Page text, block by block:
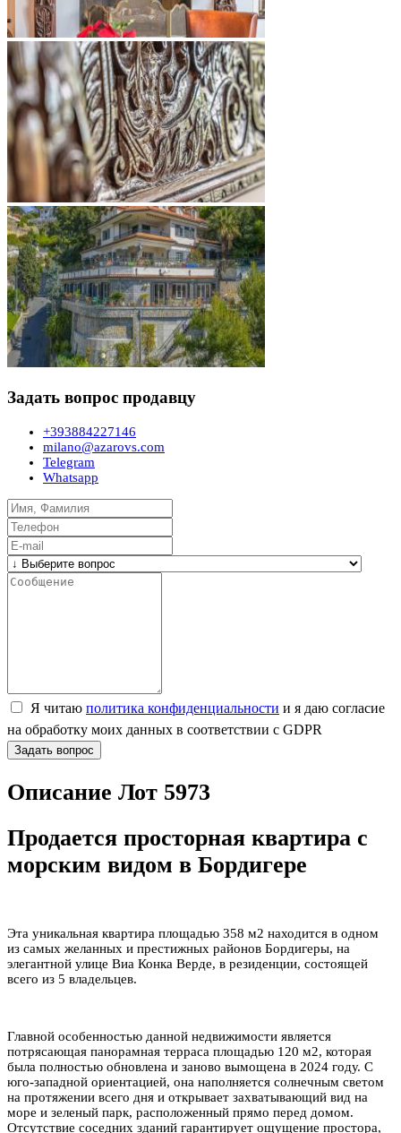
Задать вопрос продавцу
+393884227146
milano@azarovs.com
Telegram
Whatsapp
Я читаю политика конфиденциальности и я даю согласие
на обработку моих данных в соответствии с GDPR
Задать вопрос
Описание Лот 5973
Продается просторная квартира с
морским видом в Бордигере
Эта уникальная квартира площадью 358 м2 находится в одном
из самых желанных и престижных районов Бордигеры, на
элегантной улице Виа Конка Верде, в резиденции, состоящей
всего из 5 владельцев.
Главной особенностью данной недвижимости является
потрясающая панорамная терраса площадью 120 м2, которая
была полностью обновлена и заново вымощена в 2024 году. С
юго-западной ориентацией, она наполняется солнечным светом
на протяжении всего дня и открывает захватывающий вид на
море и зеленый парк, расположенный прямо перед домом.
Отсутствие соседних зданий гарантирует ощущение простора,